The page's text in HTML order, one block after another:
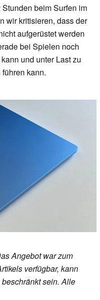
beim Surfen im
wir kritisieren, dass der
aufgerüstet werden
bei Spielen noch
und unter Last zu
kann.
Angebot war zum
verfügbar, kann
sein. Alle